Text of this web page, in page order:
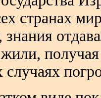
странах
знания
получая